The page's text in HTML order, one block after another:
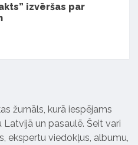
izvēršas par
žurnāls, kurā iespējams
un pasaulē. Šeit vari
ekspertu viedokļus, albumu,